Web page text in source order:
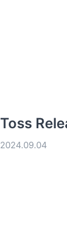
Toss
2024.09.04